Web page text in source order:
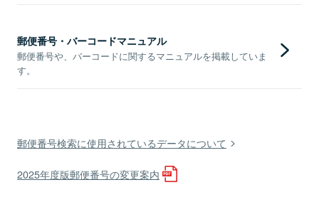
郵便番号・バーコードマニュアル
郵便番号や、バーコードに関するマニュアルを掲載していま
す。
郵便番号検索に使用されているデータについて
2025年度版郵便番号の変更案内